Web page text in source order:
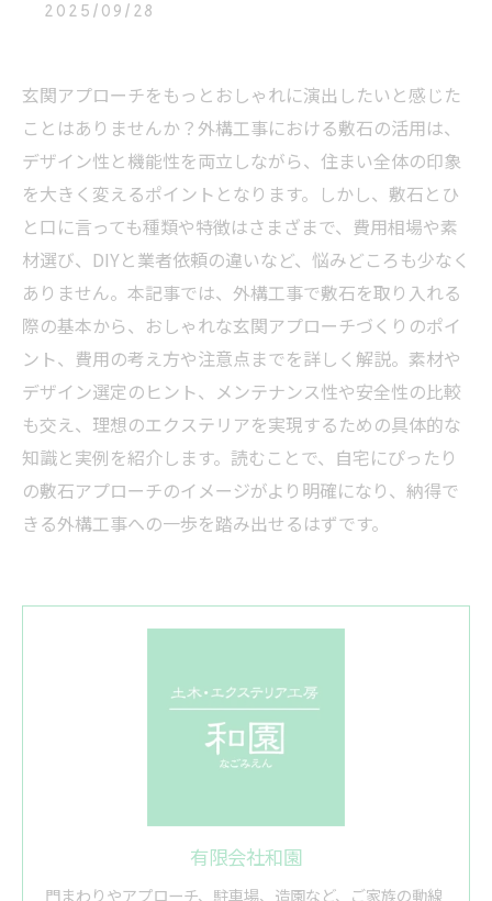
2025/09/28
玄関アプローチをもっとおしゃれに演出したいと感じた
ことはありませんか？外構工事における敷石の活用は、
デザイン性と機能性を両立しながら、住まい全体の印象
を大きく変えるポイントとなります。しかし、敷石とひ
と口に言っても種類や特徴はさまざまで、費用相場や素
材選び、DIYと業者依頼の違いなど、悩みどころも少なく
ありません。本記事では、外構工事で敷石を取り入れる
際の基本から、おしゃれな玄関アプローチづくりのポイ
ント、費用の考え方や注意点までを詳しく解説。素材や
デザイン選定のヒント、メンテナンス性や安全性の比較
も交え、理想のエクステリアを実現するための具体的な
知識と実例を紹介します。読むことで、自宅にぴったり
の敷石アプローチのイメージがより明確になり、納得で
きる外構工事への一歩を踏み出せるはずです。
有限会社和園
門まわりやアプローチ、駐車場、造園など、ご家族の動線